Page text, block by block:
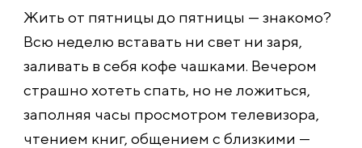
Жить от пятницы до пятницы — знакомо?
Всю неделю вставать ни свет ни заря,
заливать в себя кофе чашками. Вечером
страшно хотеть спать, но не ложиться,
заполняя часы просмотром телевизора,
чтением книг, общением с близкими —